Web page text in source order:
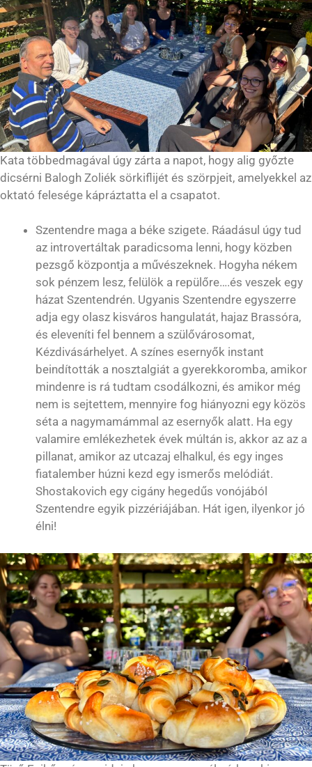
Kata többedmagával úgy zárta a napot, hogy alig győzte
dicsérni Balogh Zoliék sörkiflijét és szörpjeit, amelyekkel az
oktató felesége kápráztatta el a csapatot.
Szentendre maga a béke szigete. Ráadásul úgy tud
az introvertáltak paradicsoma lenni, hogy közben
pezsgő központja a művészeknek. Hogyha nékem
sok pénzem lesz, felülök a repülőre….és veszek egy
házat Szentendrén. Ugyanis Szentendre egyszerre
adja egy olasz kisváros hangulatát, hajaz Brassóra,
és eleveníti fel bennem a szülővárosomat,
Kézdivásárhelyet. A színes esernyők instant
beindították a nosztalgiát a gyerekkoromba, amikor
mindenre is rá tudtam csodálkozni, és amikor még
nem is sejtettem, mennyire fog hiányozni egy közös
séta a nagymamámmal az esernyők alatt. Ha egy
valamire emlékezhetek évek múltán is, akkor az az a
pillanat, amikor az utcazaj elhalkul, és egy inges
fiatalember húzni kezd egy ismerős melódiát.
Shostakovich egy cigány hegedűs vonójából
Szentendre egyik pizzériájában. Hát igen, ilyenkor jó
élni!